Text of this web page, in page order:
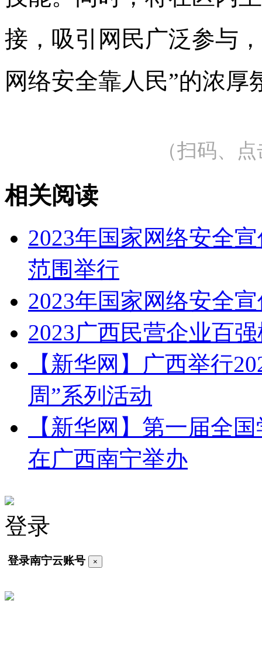
接，吸引网民广泛参与
网络安全靠人民”的浓厚
（扫码、
相关阅读
2023年国家网络安全
范围举行
2023年国家网络安全
2023广西民营企业百
【新华网】广西举行
周”系列活动
【新华网】第一届全
在广西南宁举办
登录
登录南宁云账号 ×